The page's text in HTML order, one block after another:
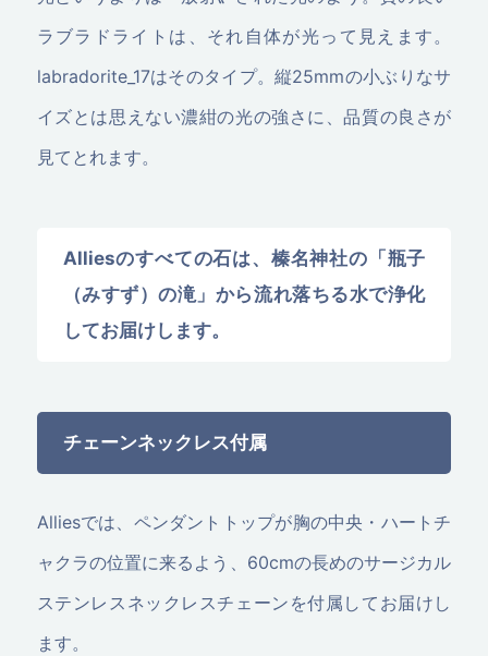
ラブラドライトは、それ自体が光って見えます。
labradorite_17はそのタイプ。縦25mmの小ぶりなサ
イズとは思えない濃紺の光の強さに、品質の良さが
見てとれます。
Alliesのすべての石は、榛名神社の「瓶子
（みすず）の滝」から流れ落ちる水で浄化
してお届けします。
チェーンネックレス付属
Alliesでは、ペンダントトップが胸の中央・ハートチ
ャクラの位置に来るよう、60cmの長めのサージカル
ステンレスネックレスチェーンを付属してお届けし
ます。